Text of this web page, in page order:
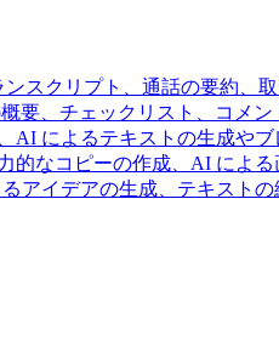
スクリプト、通話の要約、
要、チェックリスト、コメン
AI によるテキストの生成や
的なコピーの作成、AI によ
アイデアの生成、テキスト